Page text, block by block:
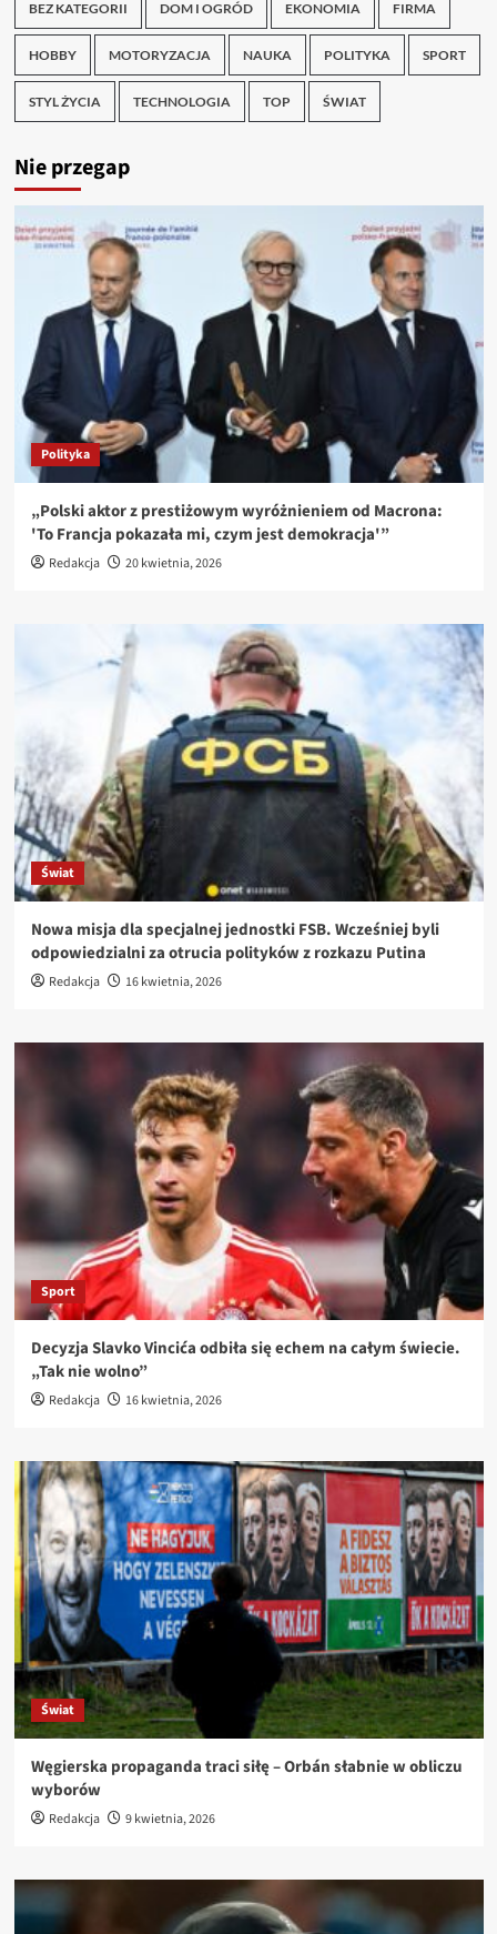
BEZ KATEGORII DOM I OGRÓD EKONOMIA FIRMA
HOBBY MOTORYZACJA NAUKA POLITYKA SPORT
STYL ŻYCIA TECHNOLOGIA TOP ŚWIAT
Nie przegap
Polityka
„Polski aktor z prestiżowym wyróżnieniem od Macrona:
'To Francja pokazała mi, czym jest demokracja'”
Redakcja 20 kwietnia, 2026
Świat
Nowa misja dla specjalnej jednostki FSB. Wcześniej byli
odpowiedzialni za otrucia polityków z rozkazu Putina
Redakcja 16 kwietnia, 2026
Sport
Decyzja Slavko Vincića odbiła się echem na całym świecie.
„Tak nie wolno”
Redakcja 16 kwietnia, 2026
Świat
Węgierska propaganda traci siłę – Orbán słabnie w obliczu
wyborów
Redakcja 9 kwietnia, 2026